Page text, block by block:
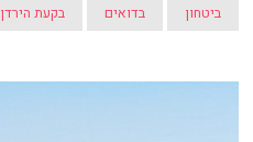
ביטחון בדואים בקעת הירדן